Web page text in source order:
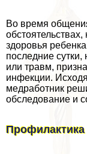
Во время
здоровья
последние
или травм,
инфекции.
медработник
обследование и
Профилактика